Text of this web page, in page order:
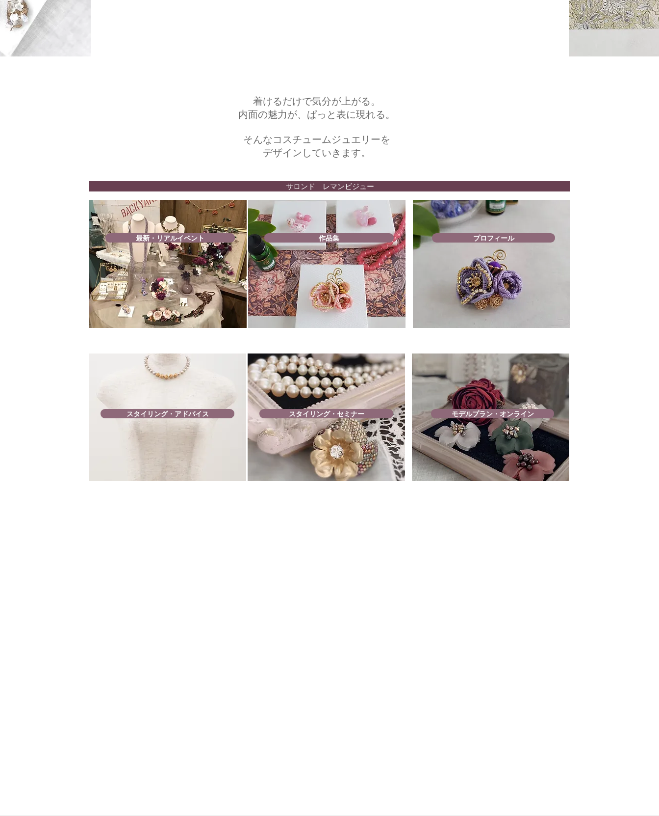
着けるだけで気分が上がる。
内面の魅力が、ぱっと表に現れる。
そんなコスチュームジュエリーを
​デザインしていきます。
サロンド レマンビジュー
最新・リアルイベント 作品集 プロフィール
スタイリング・アドバイス スタイリング・セミナー モデルプラン・オンライン